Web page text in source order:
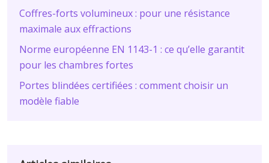
Coffres-forts volumineux : pour une résistance
maximale aux effractions
Norme européenne EN 1143-1 : ce qu’elle garantit
pour les chambres fortes
Portes blindées certifiées : comment choisir un
modèle fiable